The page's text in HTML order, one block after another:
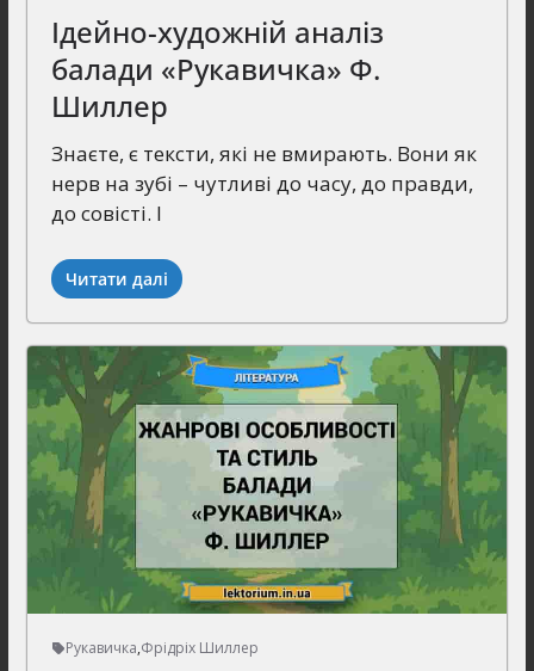
Ідейно-художній аналіз
балади «Рукавичка» Ф.
Шиллер
Знаєте, є тексти, які не вмирають. Вони як
нерв на зубі – чутливі до часу, до правди,
до совісті. І
Читати далі
Рукавичка,Фрідріх Шиллер